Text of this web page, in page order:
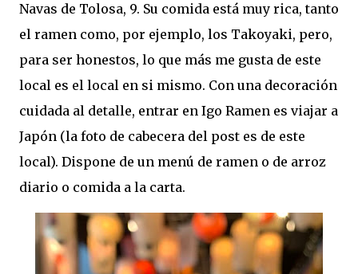
Navas de Tolosa, 9. Su comida está muy rica, tanto
el ramen como, por ejemplo, los Takoyaki, pero,
para ser honestos, lo que más me gusta de este
local es el local en si mismo. Con una decoración
cuidada al detalle, entrar en Igo Ramen es viajar a
Japón (la foto de cabecera del post es de este
local). Dispone de un menú de ramen o de arroz
diario o comida a la carta.